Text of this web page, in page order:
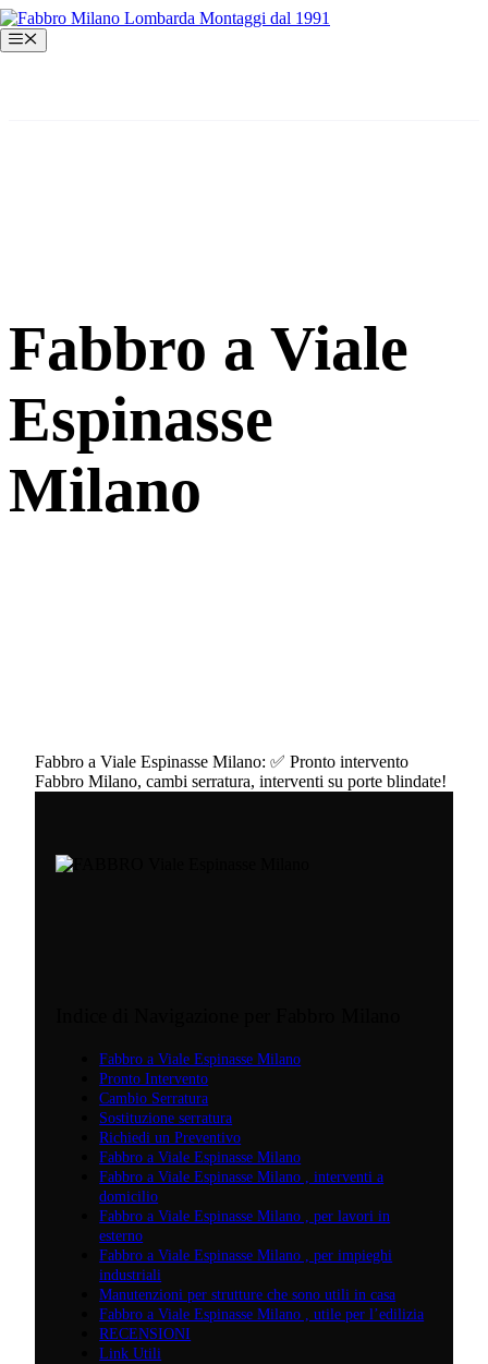
Vai
al
contenuto
Menu
Fabbro a Viale
Espinasse
Milano
Fabbro a Viale Espinasse Milano: ✅ Pronto intervento
Fabbro Milano, cambi serratura, interventi su porte blindate!
Fabbro a Viale Espinasse Milano
Pronto Intervento
Cambio Serratura
Sostituzione serratura
Richiedi un Preventivo
Fabbro a Viale Espinasse Milano
Fabbro a Viale Espinasse Milano , interventi a
domicilio
Fabbro a Viale Espinasse Milano , per lavori in
esterno
Fabbro a Viale Espinasse Milano , per impieghi
industriali
Manutenzioni per strutture che sono utili in casa
Fabbro a Viale Espinasse Milano , utile per l’edilizia
RECENSIONI
Link Utili